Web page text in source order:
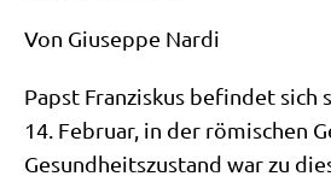
Von Giu­sep­pe Nardi
Papst Fran­zis­kus befin­det sich
14. Febru­ar, in der römi­schen
Gesund­heits­zu­stand war zu